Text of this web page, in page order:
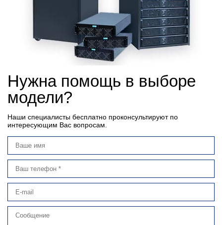
Нужна помощь в выборе
модели?
Наши специалисты бесплатно проконсультируют по
интересующим Вас вопросам.